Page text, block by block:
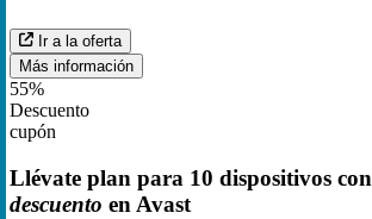
Ir a la oferta
Más información
55%
Descuento
cupón
Llévate plan para 10 dispositivos con
descuento en Avast